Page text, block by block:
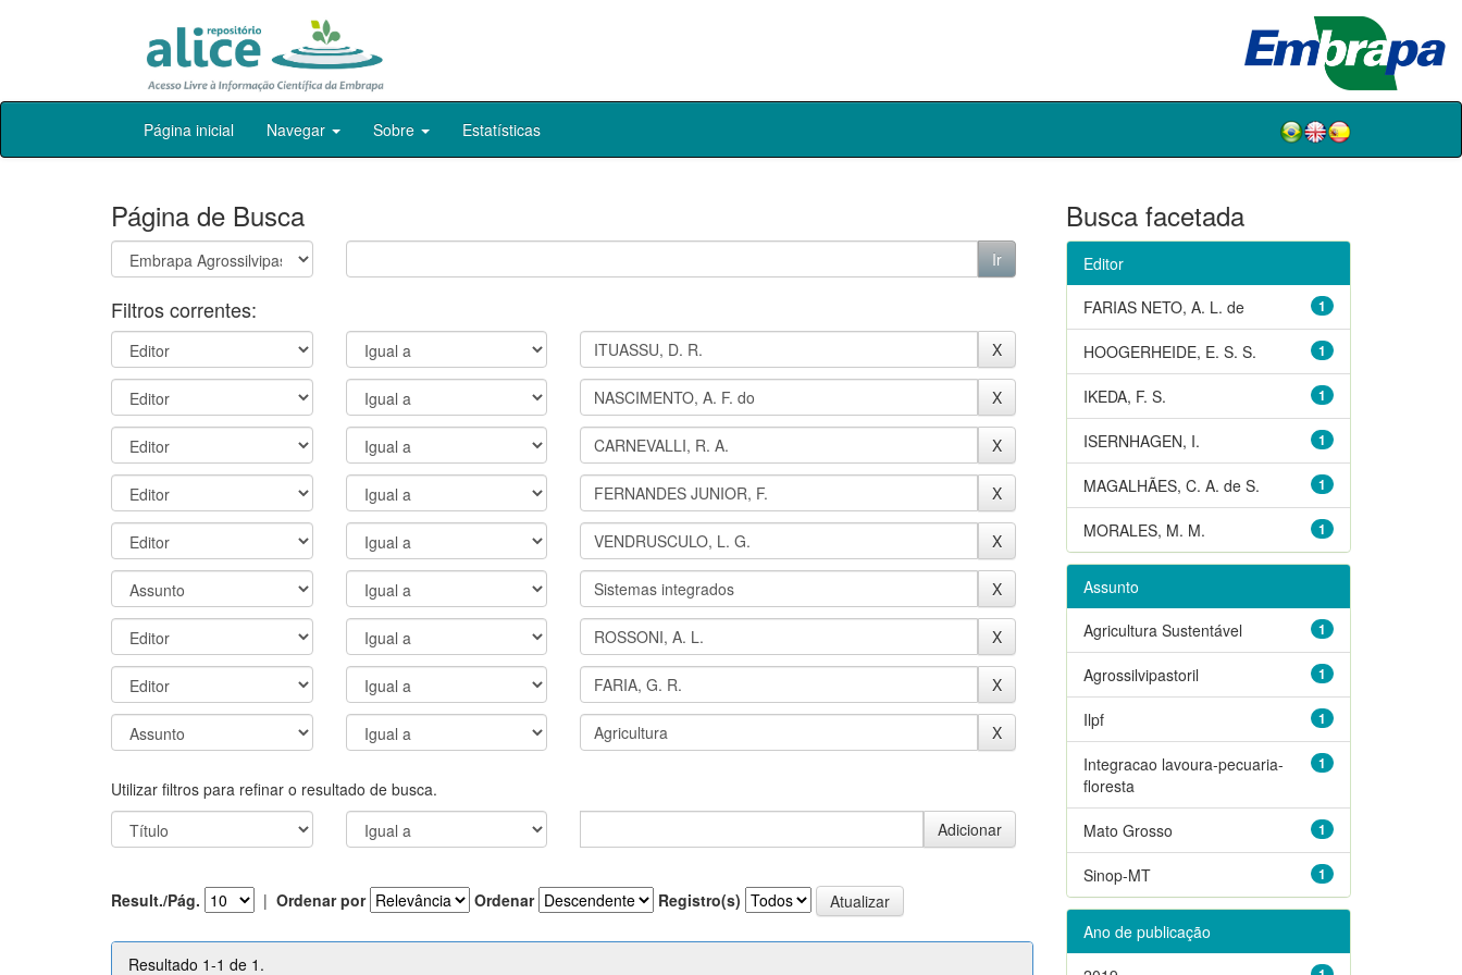
Skip
Página inicial Navegar Sobre Estatísticas
Página de Busca
Filtros correntes:
Utilizar filtros para refinar o resultado de busca.
Result./Pág. | Ordenar por Ordenar Registro(s)
Resultado 1-1 de 1.
Busca facetada
Editor
1
FARIAS NETO, A. L. de
1
HOOGERHEIDE, E. S. S.
1
IKEDA, F. S.
1
ISERNHAGEN, I.
1
MAGALHÃES, C. A. de S.
1
MORALES, M. M.
Assunto
1
Agricultura Sustentável
1
Agrossilvipastoril
1
Ilpf
1
Integracao lavoura-pecuaria-
floresta
1
Mato Grosso
1
Sinop-MT
Ano de publicação